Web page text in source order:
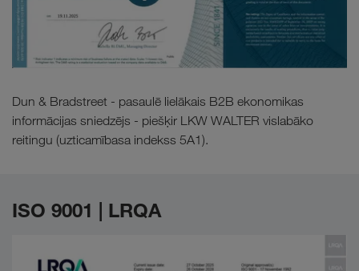
Dun & Bradstreet - pasaulē lielākais B2B ekonomikas
informācijas sniedzējs - piešķir LKW WALTER vislabāko
reitingu (uzticamībasa indekss 5A1).
ISO 9001 | LRQA